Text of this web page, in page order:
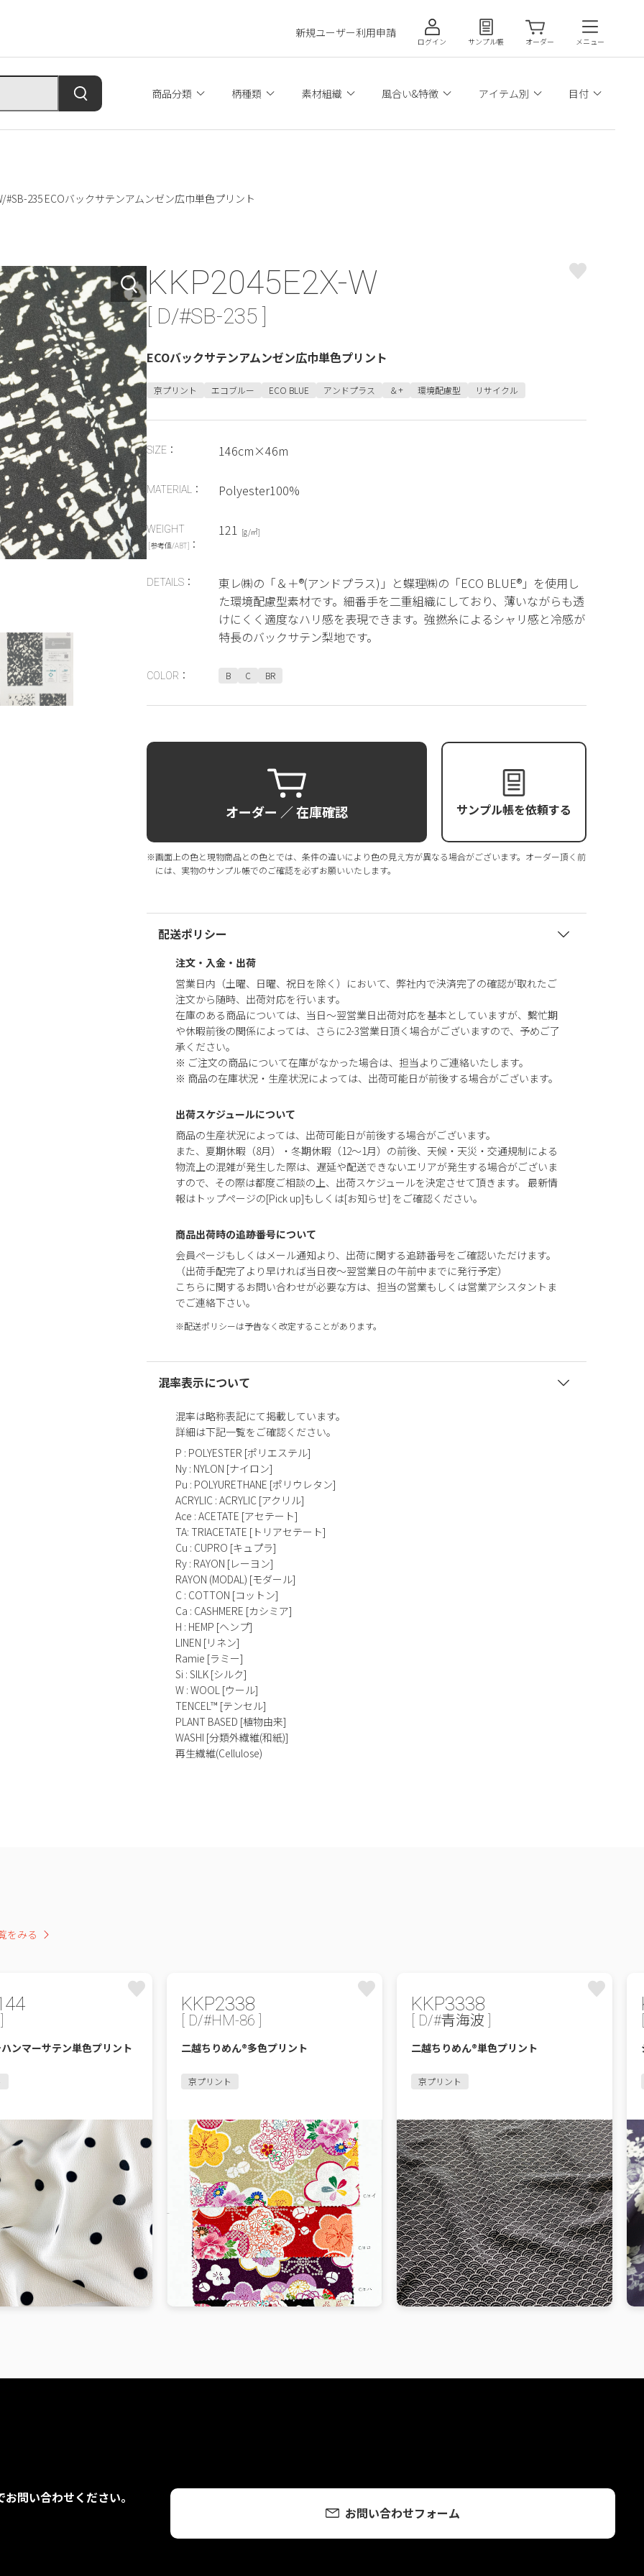
新規ユーザー利用申請
ログイン サンプル帳 オーダー メニュー
商品分類 柄種類 素材組織 風合い&特徴 アイテム別 目付
#SB-235 ECOバックサテンアムンゼン広巾単色プリント
KKP2045E2X-W
[ D/#SB-235 ]
ECOバックサテンアムンゼン広巾単色プリント
京プリント エコブルー ECO BLUE アンドプラス ＆+ 環境配慮型 リサイクル
SIZE： 146cm×46m
MATERIAL： Polyester100%
WEIGHT
[参考値/ABT] ：
121 [g/㎡]
DETAILS：
東レ㈱の「＆＋®(アンドプラス)」と蝶理㈱の「ECO BLUE®」を使用し
た環境配慮型素材です。細番手を二重組織にしており、薄いながらも透
けにくく適度なハリ感を表現できます。強撚糸によるシャリ感と冷感が
特長のバックサテン梨地です。
COLOR： B C BR
オーダー ／ 在庫確認 サンプル帳を依頼する
※画面上の色と現物商品との色とでは、条件の違いにより色の見え方が異なる場合がございます。オーダー頂く前
には、実物のサンプル帳でのご確認を必ずお願いいたします。
配送ポリシー
注文・入金・出荷
営業日内（土曜、日曜、祝日を除く）において、弊社内で決済完了の確認が取れたご
注文から随時、出荷対応を行います。
在庫のある商品については、当日～翌営業日出荷対応を基本としていますが、繫忙期
や休暇前後の関係によっては、さらに2-3営業日頂く場合がございますので、予めご了
承ください。
※ ご注文の商品について在庫がなかった場合は、担当よりご連絡いたします。
※ 商品の在庫状況・生産状況によっては、出荷可能日が前後する場合がございます。
出荷スケジュールについて
商品の生産状況によっては、出荷可能日が前後する場合がございます。
また、夏期休暇（8月）・冬期休暇（12～1月）の前後、天候・天災・交通規制による
物流上の混雑が発生した際は、遅延や配送できないエリアが発生する場合がございま
すので、その際は都度ご相談の上、出荷スケジュールを決定させて頂きます。 最新情
報はトップページの[Pick up]もしくは[お知らせ] をご確認ください。
商品出荷時の追跡番号について
会員ページもしくはメール通知より、出荷に関する追跡番号をご確認いただけます。
（出荷手配完了より早ければ当日夜～翌営業日の午前中までに発行予定）
こちらに関するお問い合わせが必要な方は、担当の営業もしくは営業アシスタントま
でご連絡下さい。
※配送ポリシーは予告なく改定することがあります。
混率表示について
混率は略称表記にて掲載しています。
詳細は下記一覧をご確認ください。
P : POLYESTER [ポリエステル]
Ny : NYLON [ナイロン]
Pu : POLYURETHANE [ポリウレタン]
ACRYLIC : ACRYLIC [アクリル]
Ace : ACETATE [アセテート]
TA: TRIACETATE [トリアセテート]
Cu : CUPRO [キュプラ]
Ry : RAYON [レーヨン]
RAYON (MODAL) [モダール]
C : COTTON [コットン]
Ca : CASHMERE [カシミア]
H : HEMP [ヘンプ]
LINEN [リネン]
Ramie [ラミー]
Si : SILK [シルク]
W : WOOL [ウール]
TENCEL™ [テンセル]
PLANT BASED [植物由来]
WASHI [分類外繊維(和紙)]
再生繊維(Cellulose)
をみる
ンマーサテン単色プリント
KKP2338
[ D/#HM-86 ]
二越ちりめん®多色プリント
京プリント
KKP3338
[ D/#青海波 ]
二越ちりめん®単色プリント
京プリント
問い合わせください。
お問い合わせフォーム